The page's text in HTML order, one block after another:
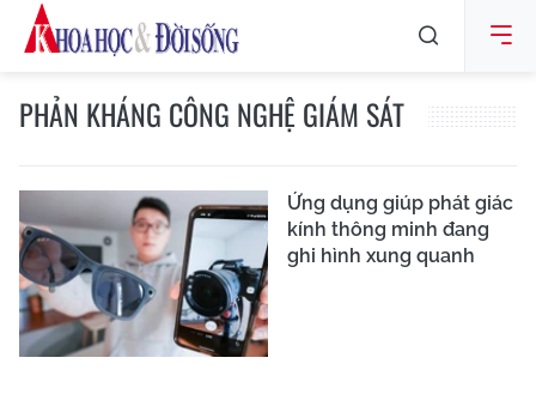
PHẢN KHÁNG CÔNG NGHỆ GIÁM SÁT
Ứng dụng giúp phát giác
kính thông minh đang
ghi hình xung quanh